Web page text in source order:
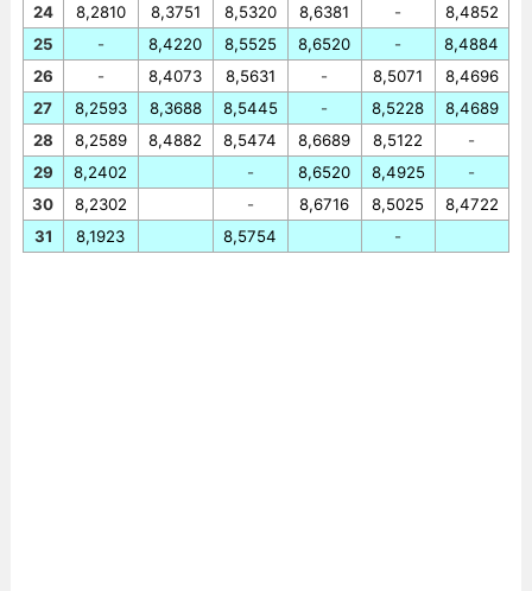
24
25
26
27
28
29
30
31
8,2810
-
-
8,2593
8,2589
8,2402
8,2302
8,1923
8,3751
8,4220
8,4073
8,3688
8,4882
8,5320
8,5525
8,5631
8,5445
8,5474
-
-
8,5754
8,6381
8,6520
-
-
8,6689
8,6520
8,6716
-
-
8,5071
8,5228
8,5122
8,4925
8,5025
-
8,4852
8,4884
8,4696
8,4689
-
-
8,4722